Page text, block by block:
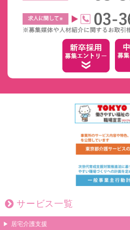
サービス一覧
居宅介護支援